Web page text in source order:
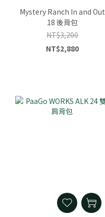
Mystery Ranch In and Out
18 後背包
NT$3,200
NT$2,880